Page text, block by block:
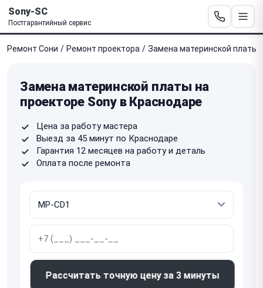
Sony-SC
Постгарантийный сервис
Ремонт Сони / Ремонт проектора / Замена материнской платы
Замена материнской платы на
проекторе Sony в Краснодаре
Цена за работу мастера
Выезд за 45 минут по Краснодаре
Гарантия 12 месяцев на работу и деталь
Оплата после ремонта
Рассчитать точную цену за 3 минуты